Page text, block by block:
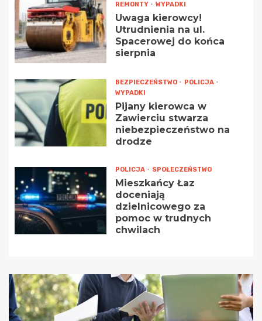
REMONTY WYPADKI
Uwaga kierowcy!
Utrudnienia na ul.
Spacerowej do końca
sierpnia
BEZPIECZEŃSTWO
POLICJA
WYPADKI
Pijany kierowca w
Zawierciu stwarza
niebezpieczeństwo na
drodze
POLICJA SPOŁECZEŃSTWO
Mieszkańcy Łaz
doceniają
dzielnicowego za
pomoc w trudnych
chwilach